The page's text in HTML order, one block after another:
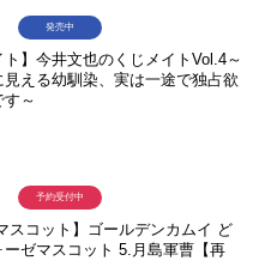
ト】今井文也のくじメイトVol.4～
見える幼馴染、実は一途で独占欲
～
発売中
スコット】ゴールデンカムイ ど
ーゼマスコット 5.月島軍曹【再
予約受付中